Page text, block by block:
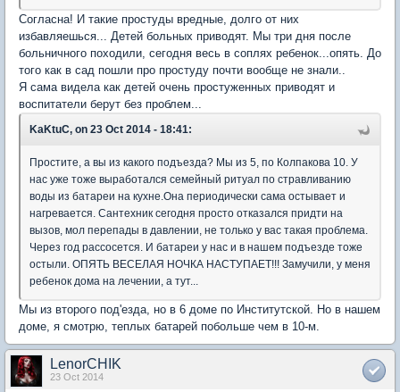
Согласна! И такие простуды вредные, долго от них
избавляешься... Детей больных приводят. Мы три дня после
больничного походили, сегодня весь в соплях ребенок...опять. До
того как в сад пошли про простуду почти вообще не знали..
Я сама видела как детей очень простуженных приводят и
воспитатели берут без проблем...
KaKtuC, on 23 Oct 2014 - 18:41:
Простите, а вы из какого подъезда? Мы из 5, по Колпакова 10. У
нас уже тоже выработался семейный ритуал по стравливанию
воды из батареи на кухне.Она периодически сама остывает и
нагревается. Сантехник сегодня просто отказался придти на
вызов, мол перепады в давлении, не только у вас такая проблема.
Через год рассосется. И батареи у нас и в нашем подъезде тоже
остыли. ОПЯТЬ ВЕСЕЛАЯ НОЧКА НАСТУПАЕТ!!! Замучили, у меня
ребенок дома на лечении, а тут...
Мы из второго под'езда, но в 6 доме по Институтской. Но в нашем
доме, я смотрю, теплых батарей побольше чем в 10-м.
LenorCHIK
23 Oct 2014